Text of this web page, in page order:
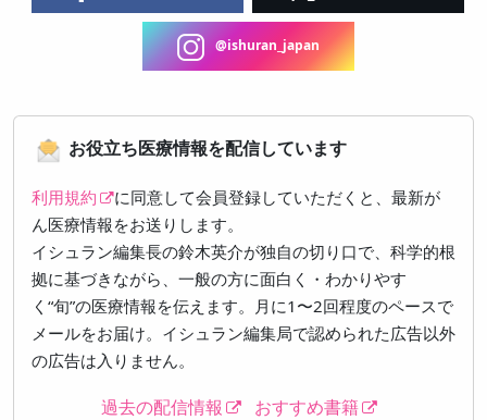
@ishuran_japan
お役立ち医療情報を配信しています
利用規約
に同意して会員登録していただくと、最新が
ん医療情報をお送りします。
イシュラン編集長の鈴木英介が独自の切り口で、科学的根
拠に基づきながら、一般の方に面白く・わかりやす
く“旬”の医療情報を伝えます。月に1〜2回程度のペースで
メールをお届け。イシュラン編集局で認められた広告以外
の広告は入りません。
過去の配信情報
おすすめ書籍